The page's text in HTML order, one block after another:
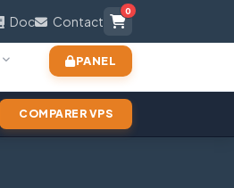
Doc Contact
0
PANEL
COMPARER VPS